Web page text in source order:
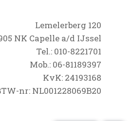
Lemelerberg 120
NK Capelle a/d IJssel
Tel.: 010-8221701
Mob.: 06-81189397
KvK: 24193168
nr: NL001228069B20